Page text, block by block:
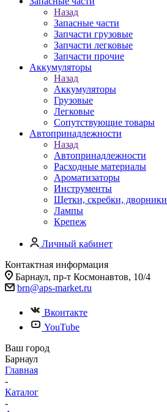
Назад
Запасные части
Запчасти грузовые
Запчасти легковые
Запчасти прочие
Аккумуляторы
Назад
Аккумуляторы
Грузовые
Легковые
Сопутствующие товары
Автопринадлежности
Назад
Автопринадлежности
Расходные материалы
Ароматизаторы
Инструменты
Щетки, скребки, дворники
Лампы
Крепеж
Личный кабинет
Контактная информация
Барнаул, пр-т Космонавтов, 10/4
brn@aps-market.ru
Вконтакте
YouTube
Ваш город
Барнаул
Главная
-
Каталог
-